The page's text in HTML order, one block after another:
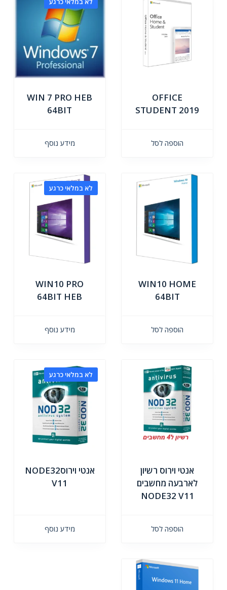
OFFICE
STUDENT 2019
הוספה לסל
WIN 7 PRO HEB
64BIT
מידע נוסף
WIN10 HOME
64BIT
הוספה לסל
לא במלאי כרגע
WIN10 PRO
64BIT HEB
מידע נוסף
אנטי וירוס רשיון
לארבעה מחשבים
NODE32 V11
הוספה לסל
לא במלאי כרגע
אנטי וירוסNODE32
V11
מידע נוסף